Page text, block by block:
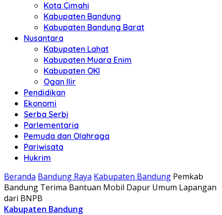
Kota Cimahi
Kabupaten Bandung
Kabupaten Bandung Barat
Nusantara
Kabupaten Lahat
Kabupaten Muara Enim
Kabupaten OKI
Ogan Ilir
Pendidikan
Ekonomi
Serba Serbi
Parlementaria
Pemuda dan Olahraga
Pariwisata
Hukrim
Beranda Bandung Raya Kabupaten Bandung Pemkab
Bandung Terima Bantuan Mobil Dapur Umum Lapangan
dari BNPB
Kabupaten Bandung